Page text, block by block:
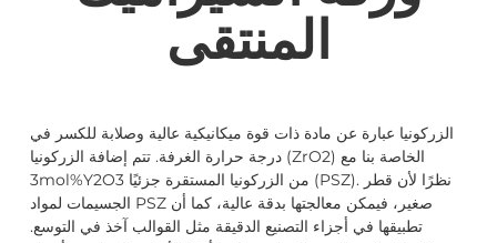
المنتقى
الزركونيا عبارة عن مادة ذات قوة ميكانيكية عالية وصلابة للكسر في
درجة حرارة الغرفة. تتم إضافة الزركونيا (ZrO2) الخاصة بنا مع
3mol%Y2O3 من الزركونيا المستقرة جزئيًا (PSZ). نظرًا لأن قطر
الجسيمات لمواد PSZ صغير، فيمكن معالجتها بدقة عالية، كما أن
تطبيقها في أجزاء التصنيع الدقيقة مثل القوالب آخذ في التوسع.